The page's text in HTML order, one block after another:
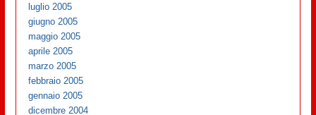
luglio 2005
giugno 2005
maggio 2005
aprile 2005
marzo 2005
febbraio 2005
gennaio 2005
dicembre 2004